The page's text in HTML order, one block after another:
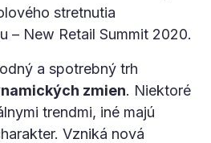
stretnutia
– New Retail Summit 2020.
a spotrebný trh
zmien. Niektoré
trendmi, iné majú
Vzniká nová